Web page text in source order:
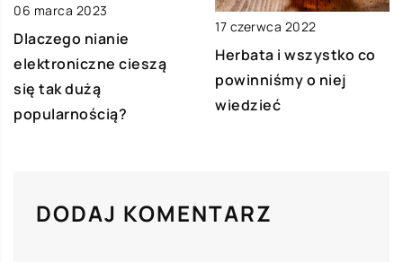
06 marca 2023
Dlaczego nianie
elektroniczne cieszą
się tak dużą
popularnością?
17 czerwca 2022
Herbata i wszystko co
powinniśmy o niej
wiedzieć
DODAJ KOMENTARZ